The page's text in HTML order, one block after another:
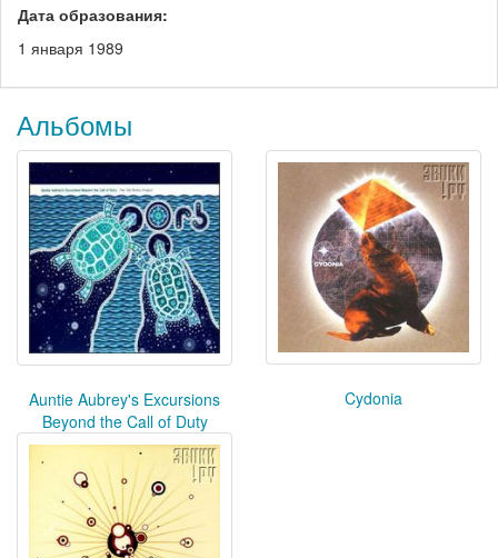
Дата образования:
1 января 1989
Альбомы
Auntie Aubrey's Excursions
Beyond the Call of Duty
Cydonia